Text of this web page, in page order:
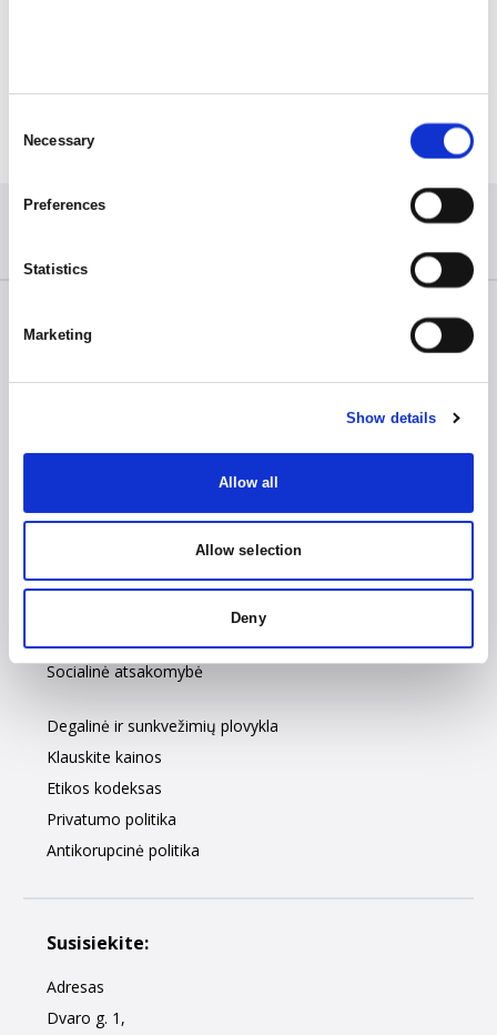
Selection
Necessary
Preferences
Statistics
Marketing
Show details
Allow all
Allow selection
Deny
Naudingos nuorodos
Intermodaliniai pervežimai
Socialinė atsakomybė
Degalinė ir sunkvežimių plovykla
Klauskite kainos
Etikos kodeksas
Privatumo politika
Antikorupcinė politika
Susisiekite:
Adresas
Dvaro g. 1,